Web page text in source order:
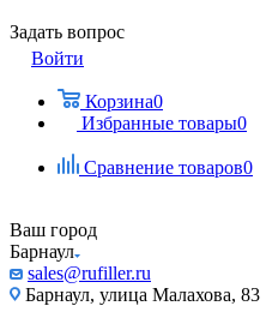
Задать вопрос
Войти
Корзина0
Избранные товары0
Сравнение товаров0
Ваш город
Барнаул
sales@rufiller.ru
Барнаул, улица Малахова, 83